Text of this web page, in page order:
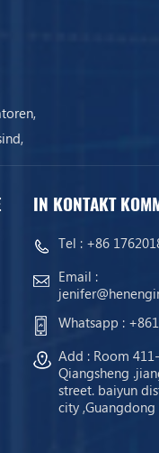
IN KONTAKT
Tel : +86
Email :
Whatsapp :
Add : Room
Qiangsheng
street. baiyun
city